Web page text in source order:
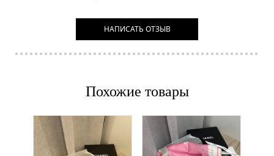
НАПИСАТЬ ОТЗЫВ
Похожие товары